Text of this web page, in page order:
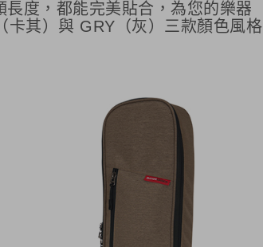
度，都能完美貼合，為您的樂器
卡其）與 GRY（灰）三款顏色風格